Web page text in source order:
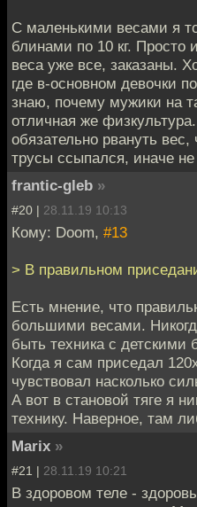
С маленькими весами я
блинами по 10 кг.
веса уже все, заказаны.
где в-основном девочки
знаю, почему мужики на
отличная же
обязательно рвануть
трусы ссыпался, иначе не
frantic-gleb »
#20 | 28.11.19 10:13
Кому: Doom, #13
> В правильном
Есть мнение, что
большими весами.
быть техника с детскими
Когда я сам приседал
чувствовал насколько
А вот в становой тяге я
технику. Наверное, там
Marix »
#21 | 28.11.19 10:21
В здоровом теле -